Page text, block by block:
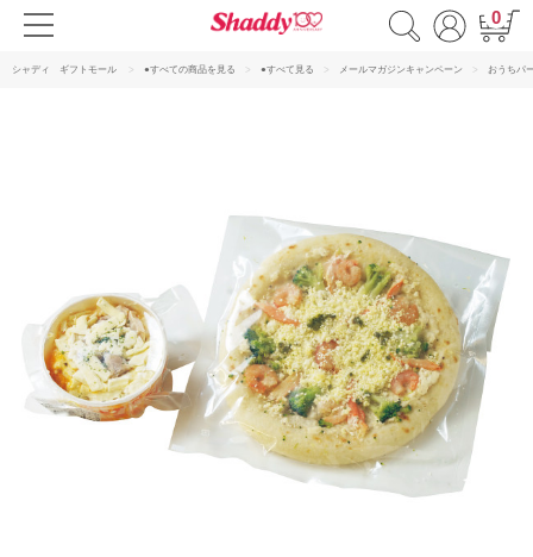
0
シャディ ギフトモール ●すべての商品を見る ●すべて見る メールマガジンキャンペーン おうちパ